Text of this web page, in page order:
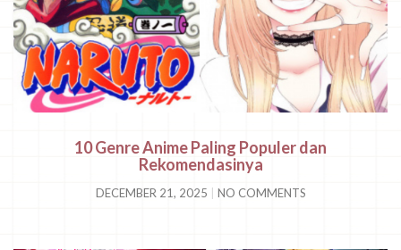
10 Genre Anime Paling Populer dan
Rekomendasinya
DECEMBER 21, 2025 NO COMMENTS